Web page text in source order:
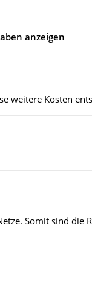
anzeigen
weitere Kosten
Somit sind die